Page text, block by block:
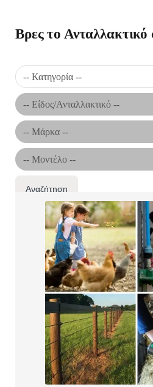
Βρες το Ανταλλακτικό
Αναζήτηση